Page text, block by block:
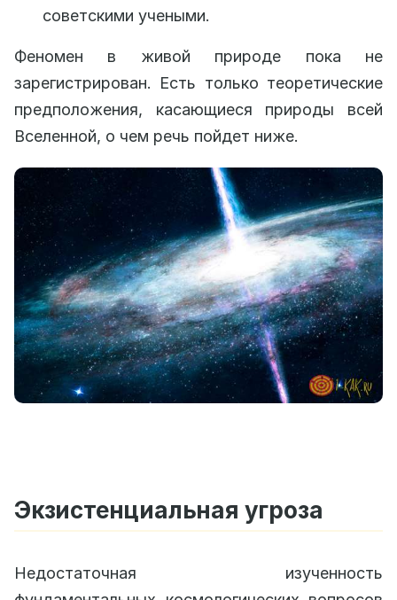
советскими учеными.
Феномен в живой природе пока не
зарегистрирован. Есть только теоретические
предположения, касающиеся природы всей
Вселенной, о чем речь пойдет ниже.
Экзистенциальная угроза
Недостаточная изученность